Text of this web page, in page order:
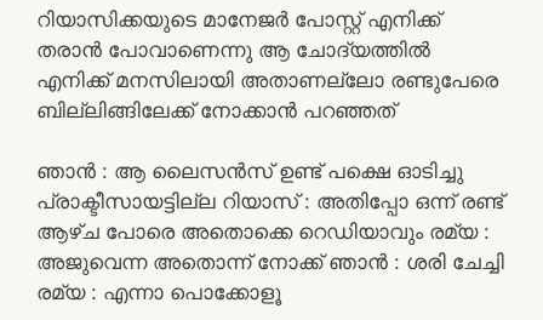
റിയാസിക്കയുടെ മാനേജർ പോസ്റ്റ്‌ എനിക്ക്
തരാൻ പോവാണെന്നു ആ ചോദ്യത്തിൽ
എനിക്ക് മനസിലായി അതാണല്ലോ രണ്ടുപേരെ
ബില്ലിങ്ങിലേക്ക് നോക്കാൻ പറഞ്ഞത്
ഞാൻ : ആ ലൈസൻസ് ഉണ്ട് പക്ഷെ ഓടിച്ചു
പ്രാക്ടീസായട്ടില്ല റിയാസ് : അതിപ്പോ ഒന്ന് രണ്ട്
ആഴ്ച പോരെ അതൊക്കെ റെഡിയാവും രമ്യ :
അജുവെന്ന അതൊന്ന് നോക്ക് ഞാൻ : ശരി ചേച്ചി
രമ്യ : എന്നാ പൊക്കോളൂ